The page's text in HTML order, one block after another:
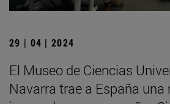
29 | 04 | 2024
El Museo de Ciencias
Navarra trae a España